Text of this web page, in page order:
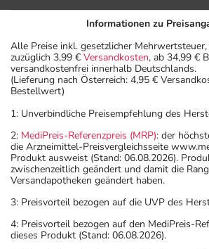
Informationen zu
Alle Preise inkl. gesetzlicher
zuzüglich 3,99 € Versandkosten, ab 34,99 €
versandkostenfrei innerhalb Deutschlands.
(Lieferung nach Österreich: 4,95 €
Bestellwert)
1: Unverbindliche Preisempfehlung des
2: MediPreis-Referenzpreis (MRP): der
die Arzneimittel-Preisvergleichsseite
Produkt ausweist (Stand: 06.08.2026).
zwischenzeitlich geändert und damit die
Versandapotheken geändert haben.
3: Preisvorteil bezogen auf die UVP des
4: Preisvorteil bezogen auf den MediPreis-
dieses Produkt (Stand: 06.08.2026).